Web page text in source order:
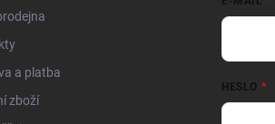
a platba
zboží
HESLO